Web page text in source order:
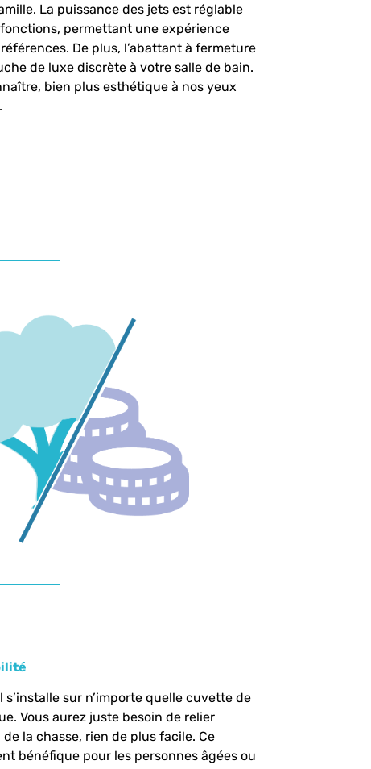
La puissance des jets est réglable
permettant une expérience
De plus, l’abattant à fermeture
de luxe discrète à votre salle de bain​.
bien plus esthétique à nos yeux
s’installe sur n’importe quelle cuvette de
Vous aurez juste besoin de relier
de la chasse, rien de plus facile. Ce
bénéfique pour les personnes âgées ou